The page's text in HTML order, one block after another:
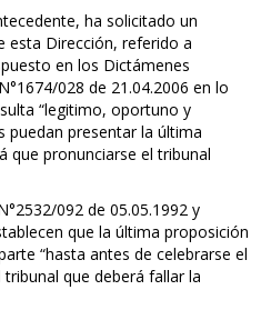
ha solicitado un
esta Dirección, referido a
en los Dictámenes
028 de 21.04.2006 en lo
“legitimo, oportuno y
puedan presentar la última
que pronunciarse el tribunal
092 de 05.05.1992 y
que la última proposición
“hasta antes de celebrarse el
que deberá fallar la